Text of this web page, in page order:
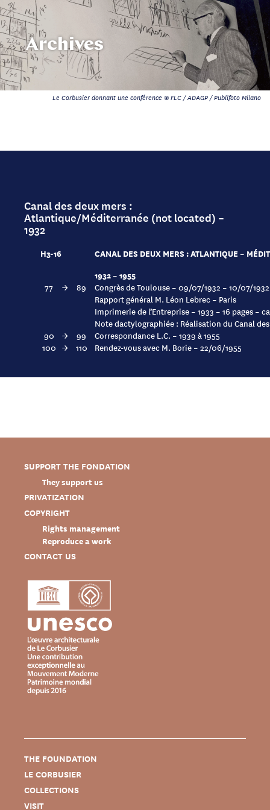
Archives
Le Corbusier donnant une conférence © FLC / ADAGP / Publifoto Milano
Canal des deux mers :
Atlantique/Méditerranée (not located) –
1932
H3-16
CANAL DES DEUX MERS : ATLANTIQUE –
1932 – 1955
77 → 89
Congrès de Toulouse – 09/07/1932 – 10/07/1932
Rapport général M. Léon Lebrec – Paris
Imprimerie de l’Entreprise – 1933 – 16 pages –
Note dactylographiée : Réalisation du Canal
90
→ 99
Correspondance L.C. – 1939 à 1955
100 → 110 Rendez-vous avec M. Borie – 22/06/1955
SUPPORT THE FONDATION
They support us
PRIVATIZATION
COPYRIGHT
Rights management
Reproduce a work
CONTACT US
THE FOUNDATION
LE CORBUSIER
COLLECTIONS
VISIT